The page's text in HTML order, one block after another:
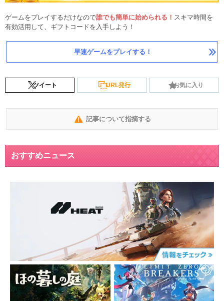
ゲームをプレイするだけなので誰でも簡単に始められる！ スキマ時間を
有効活用して、ギフトコードを入手しよう！
早速ゲームをプレイする！
ツイート URL発行 お気に入り
記事について指摘する
おすすめニュース